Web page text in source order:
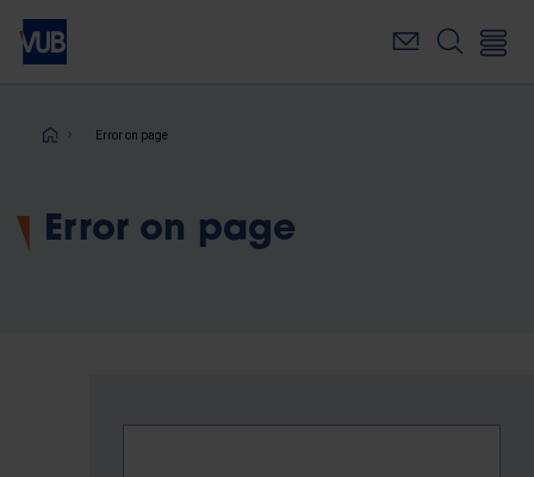
Skip
main
Breadcrumb
Error on page
Error on page